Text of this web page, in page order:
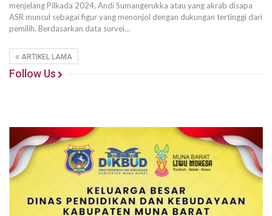
menjelang Pilkada 2024, Andi Sumangerukka atau yang akrab disapa
ASR muncul sebagai figur yang menonjol dengan dukungan tertinggi dari
pemilih. Berdasarkan data survei…
ARTIKEL LAMA
Follow Us